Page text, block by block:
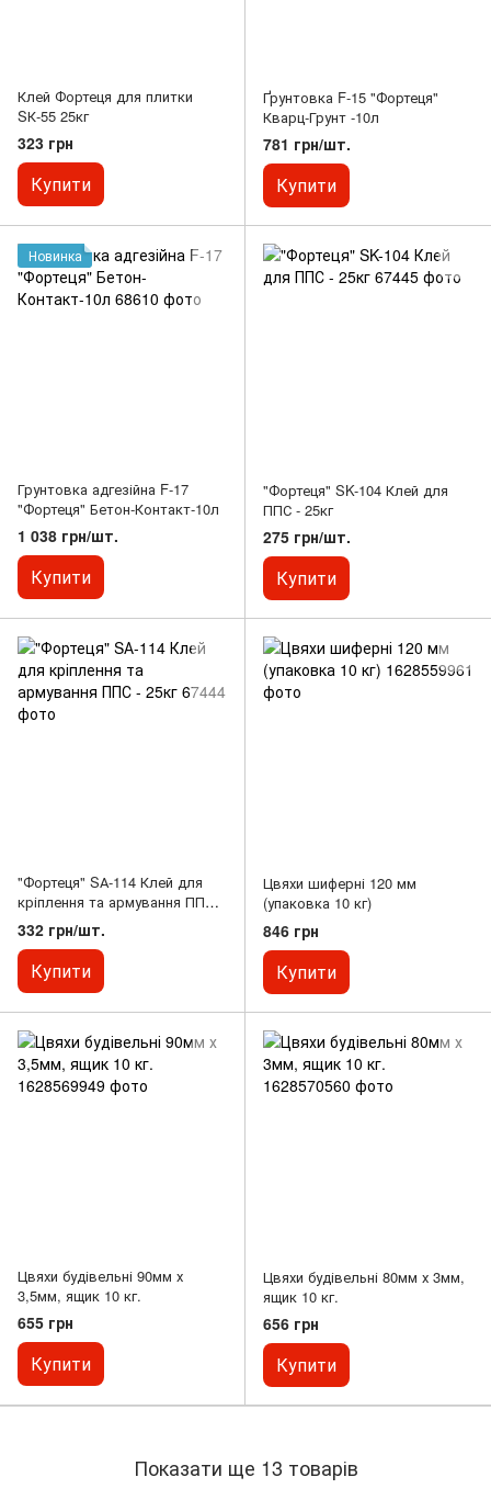
Клей Фортеця для плитки
SК-55 25кг
323 грн
Купити
Ґрунтовка F-15 "Фортеця"
Кварц-Грунт -10л
781 грн/шт.
Купити
Новинка
Грунтовка адгезійна F-17
"Фортеця" Бетон-Контакт-10л
1 038 грн/шт.
Купити
"Фортеця" SK-104 Клей для
ППС - 25кг
275 грн/шт.
Купити
"Фортеця" SА-114 Клей для
кріплення та армування ППС -
25кг
332 грн/шт.
Купити
Цвяхи шиферні 120 мм
(упаковка 10 кг)
846 грн
Купити
Цвяхи будівельні 90мм х
3,5мм, ящик 10 кг.
655 грн
Купити
Цвяхи будівельні 80мм х 3мм,
ящик 10 кг.
656 грн
Купити
Показати ще 13 товарів